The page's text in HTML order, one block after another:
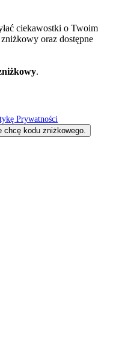
ciekawostki o Twoim
oraz dostępne
.
Prywatności
chcę kodu zniżkowego.